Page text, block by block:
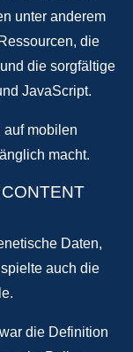
unter anderem
die
die sorgfältige
JavaScript.
auf mobilen
macht.
Daten,
auch die
die Definition